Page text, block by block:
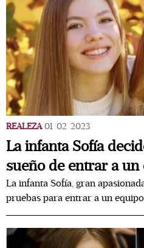
REALEZA 01/02/2023
La infanta Sofía
sueño de entrar a
La infanta Sofía, gran
pruebas para entrar a un